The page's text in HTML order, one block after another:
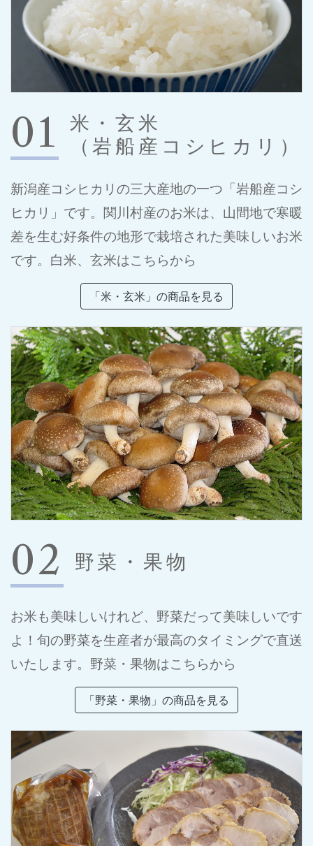
01
米・玄米
（岩船産コシヒカリ）
新潟産コシヒカリの三大産地の一つ「岩船産コシ
ヒカリ」です。関川村産のお米は、山間地で寒暖
差を生む好条件の地形で栽培された美味しいお米
です。白米、玄米はこちらから
「米・玄米」の商品を見る
02 野菜・果物
お米も美味しいけれど、野菜だって美味しいです
よ！旬の野菜を生産者が最高のタイミングで直送
いたします。野菜・果物はこちらから
「野菜・果物」の商品を見る